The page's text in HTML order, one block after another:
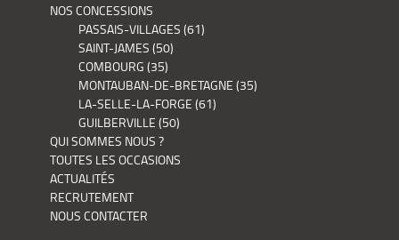
NOS CONCESSIONS
PASSAIS-VILLAGES (61)
SAINT-JAMES (50)
COMBOURG (35)
MONTAUBAN-DE-BRETAGNE (35)
LA-SELLE-LA-FORGE (61)
GUILBERVILLE (50)
QUI SOMMES NOUS ?
TOUTES LES OCCASIONS
ACTUALITÉS
RECRUTEMENT
NOUS CONTACTER